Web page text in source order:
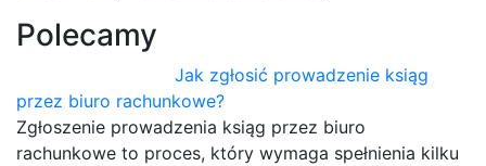
Polecamy
Jak zgłosić prowadzenie ksiąg
przez biuro rachunkowe?
Zgłoszenie prowadzenia ksiąg przez biuro
rachunkowe to proces, który wymaga spełnienia kilku